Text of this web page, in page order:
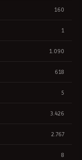
160
1
1.090
618
5
3.426
2.767
8